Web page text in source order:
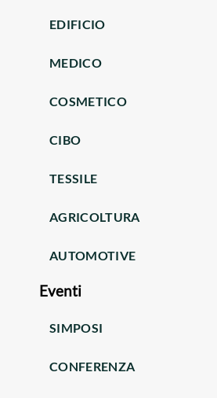
EDIFICIO
MEDICO
COSMETICO
CIBO
TESSILE
AGRICOLTURA
AUTOMOTIVE
Eventi
SIMPOSI
CONFERENZA